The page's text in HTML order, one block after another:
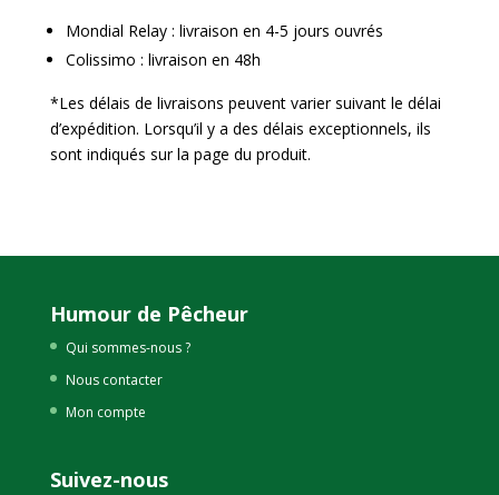
Mondial Relay : livraison en 4-5 jours ouvrés
Colissimo : livraison en 48h
*Les délais de livraisons peuvent varier suivant le délai
d’expédition. Lorsqu’il y a des délais exceptionnels, ils
sont indiqués sur la page du produit.
Humour de Pêcheur
Qui sommes-nous ?
Nous contacter
Mon compte
Suivez-nous